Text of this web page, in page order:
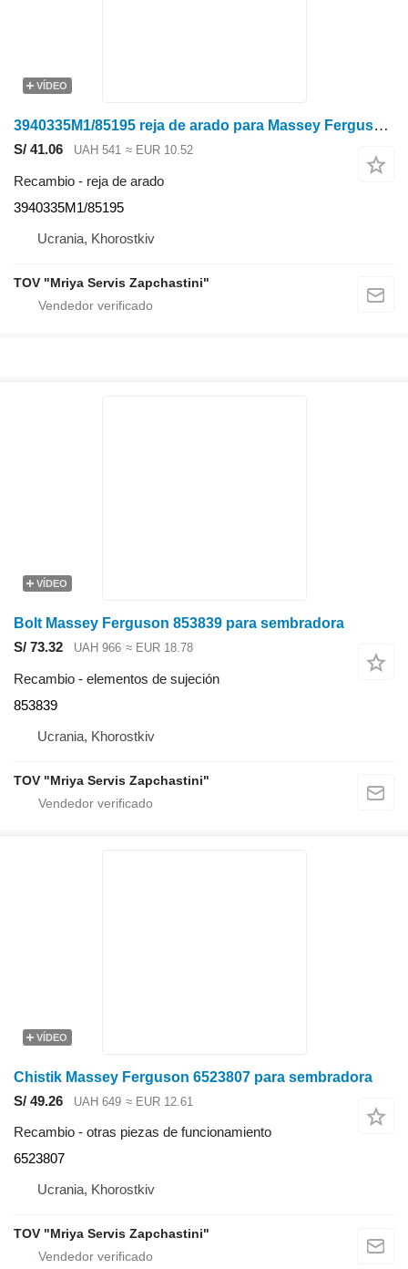
VÍDEO
3940335M1/85195 reja de arado para Massey Ferguson sembradora
S/ 41.06 UAH 541 ≈ EUR 10.52
Recambio - reja de arado
3940335M1/85195
Ucrania, Khorostkiv
TOV "Mriya Servis Zapchastini"
VÍDEO
Bolt Massey Ferguson 853839 para sembradora
S/ 73.32
UAH 966 ≈ EUR 18.78
Recambio - elementos de sujeción
853839
Ucrania, Khorostkiv
TOV "Mriya Servis Zapchastini"
VÍDEO
Chistik Massey Ferguson 6523807 para sembradora
S/ 49.26
UAH 649 ≈ EUR 12.61
Recambio - otras piezas de funcionamiento
6523807
Ucrania, Khorostkiv
TOV "Mriya Servis Zapchastini"